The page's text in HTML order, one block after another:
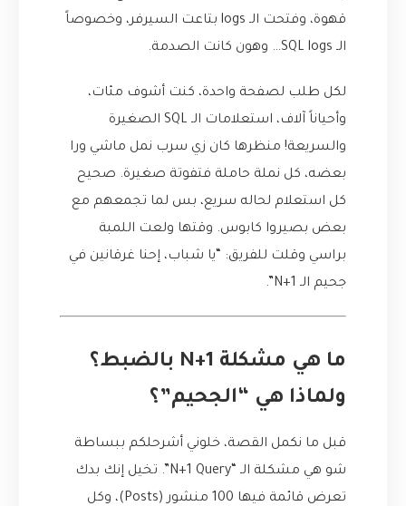
قهوة، وفتحت الـ logs بتاعت السيرفر، وخصوصاً
الـ SQL logs… وهون كانت الصدمة.
لكل طلب لصفحة واحدة، كنت أشوف مئات،
وأحياناً آلاف، استعلامات الـ SQL الصغيرة
والسريعة! منظرها كان زي سرب نمل ماشي ورا
بعضه، كل نملة حاملة فتفوتة صغيرة. صحيح
كل استعلام لحاله سريع، بس لما تجمعهم مع
بعض بصيروا كابوس. وقتها ولعت اللمبة
براسي وقلت للفريق: “يا شباب، إحنا غرقانين في
جحيم الـ N+1”.
ما هي مشكلة N+1 بالضبط؟
ولماذا هي “الجحيم”؟
قبل ما نكمل القصة، خلوني أشرحلكم ببساطة
شو هي مشكلة الـ “N+1 Query”. تخيل إنك بدك
تعرض قائمة فيها 100 منشور (Posts)، وكل